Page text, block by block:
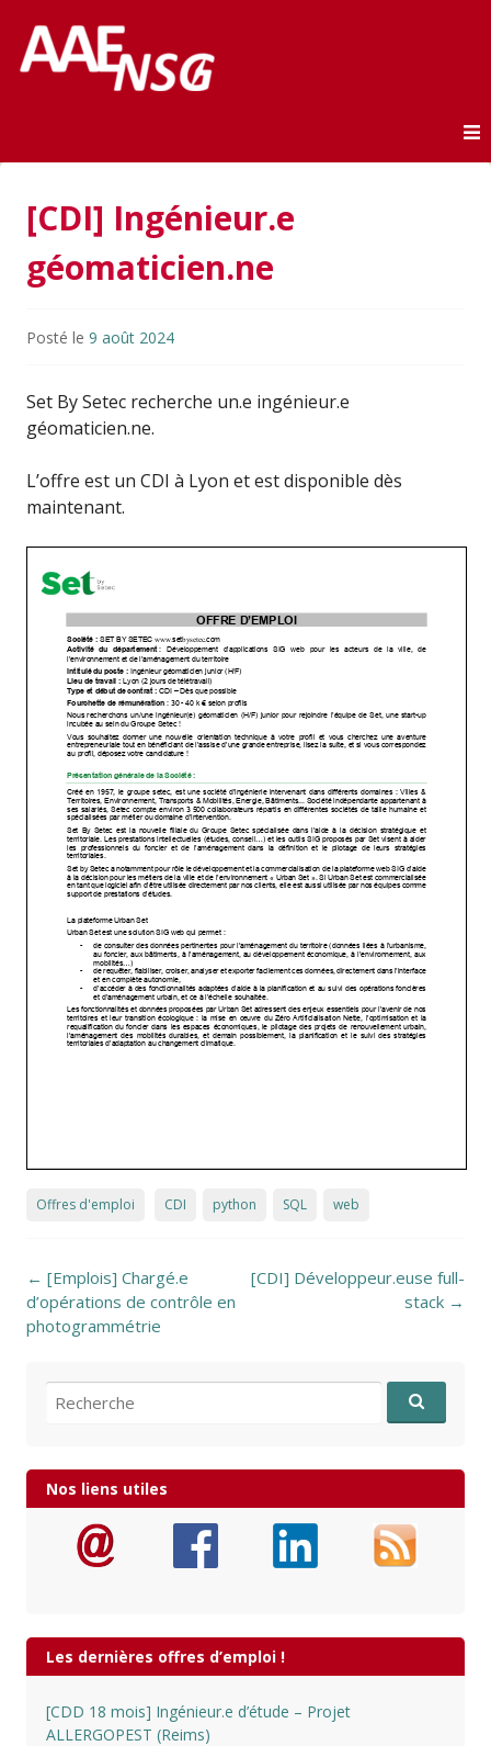
AAE-ENSG
[CDI] Ingénieur.e
géomaticien.ne
Posté le 9 août 2024
Set By Setec recherche un.e ingénieur.e
géomaticien.ne.
L’offre est un CDI à Lyon et est disponible dès
maintenant.
Offres d'emploi CDI python SQL web
Post navigation
← [Emplois] Chargé.e
d’opérations de contrôle en
photogrammétrie
[CDI] Développeur.euse full-
stack →
Recherche pour:
Nos liens utiles
Les dernières offres d’emploi !
[CDD 18 mois] Ingénieur.e d’étude – Projet
ALLERGOPEST (Reims)